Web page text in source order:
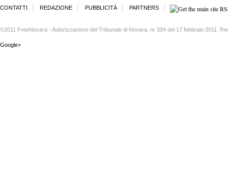
CONTATTI REDAZIONE PUBBLICITÀ PARTNERS
©2011 FreeNovara - Autorizzazione del Tribunale di Novara, nr 504 del 17 febbraio 2011.
Google+